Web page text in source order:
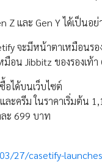
Z และ Gen Y ได้เป็นอย่
จะมีหน้าตาเหมือนรอ
อน Jibbitz ของรองเท้า
อได้บนเว็บไซต์
ะครีม ในราคาเริ่มต้น
ะ 699 บาท
27/casetify-